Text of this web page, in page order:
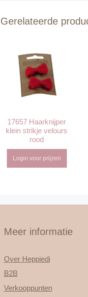
Gerelateerde
17657 Haarknijper
klein strikje velours
rood
Login voor prijzen
Meer informatie
Over Heppiedi
B2B
Verkooppunten